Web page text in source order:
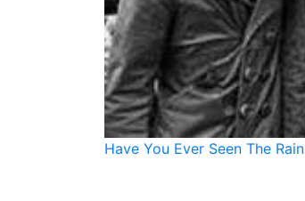
Have You Ever Seen The Rain